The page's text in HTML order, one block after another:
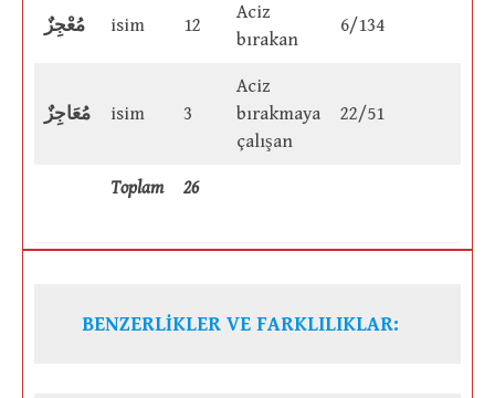
مُعْجِزٌ isim 12
Aciz
bırakan
6/134
مُعَاجِزٌ isim 3
Aciz
bırakmaya
çalışan
22/51
Toplam 26
BENZERLİKLER VE FARKLILIKLAR: